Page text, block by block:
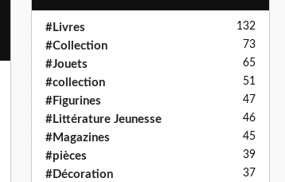
#Livres 132
#Collection 73
#Jouets 65
#collection 51
#Figurines 47
#Littérature Jeunesse 46
#Magazines 45
#pièces 39
#Décoration 37